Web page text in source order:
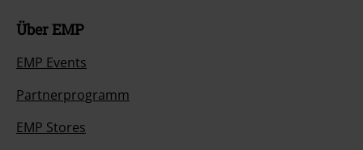
Über EMP
EMP Events
Partnerprogramm
EMP Stores